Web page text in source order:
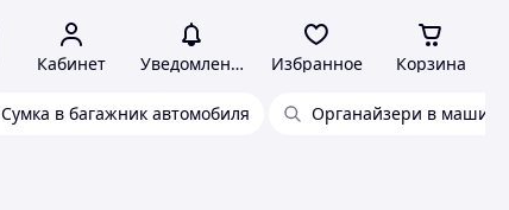
Кабинет Уведомления Избранное Корзина
Сумка в багажник автомобиля Органайзери в машину